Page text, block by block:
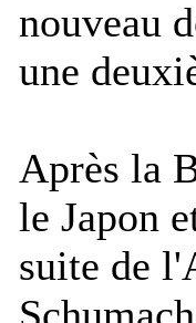
nouveau
une
Après la
le Japon
suite de